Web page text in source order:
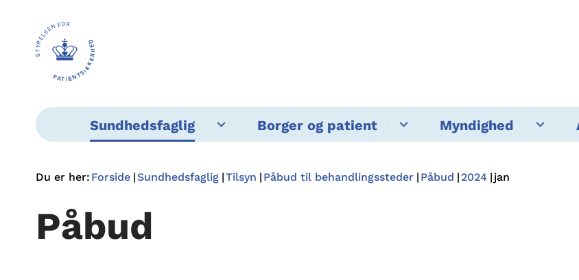
Sundhedsfaglig Borger og patient Myndighed
Du er her: Forside Sundhedsfaglig Tilsyn Påbud til behandlingssteder Påbud 2024 jan
Påbud